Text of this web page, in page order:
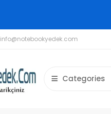
info@notebookyedek.com
Categories